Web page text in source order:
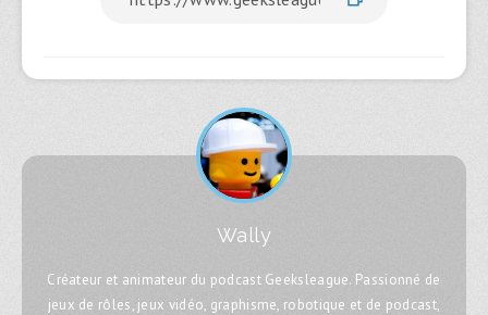
Wally
Créateur et animateur du podcast Geeksleague. Passionné de
jeux de rôles, jeux vidéo, graphisme, robotique et de podcast,